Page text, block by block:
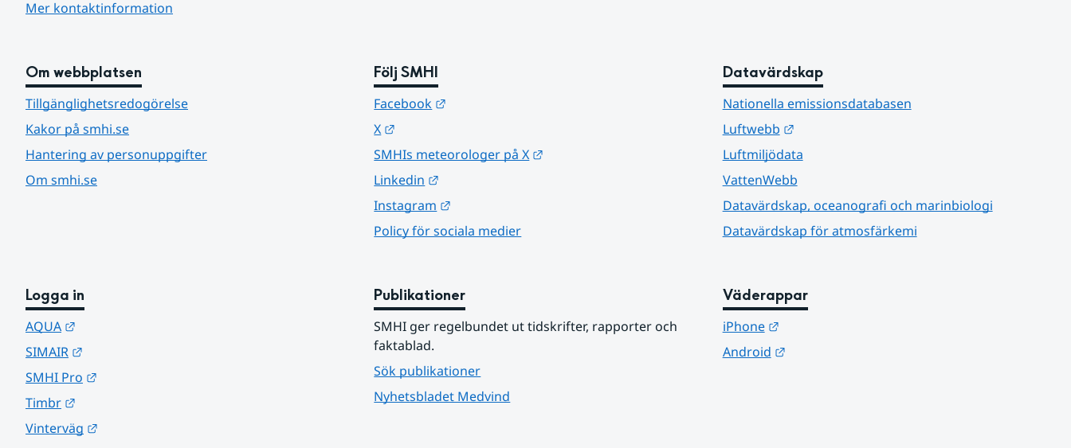
Mer kontaktinformation
Om webbplatsen
Tillgänglighetsredogörelse
Kakor på smhi.se
Hantering av personuppgifter
Om smhi.se
Följ SMHI
Facebook
X
SMHIs meteorologer på X
Linkedin
Instagram
Policy för sociala medier
Datavärdskap
Nationella emissionsdatabasen
Luftwebb
Länk till annan webbplats.
Luftmiljödata
VattenWebb
Datavärdskap, oceanografi och marinbiologi
Datavärdskap för atmosfärkemi
Logga in
AQUA
SIMAIR
SMHI Pro
Timbr
Vinterväg
Publikationer
SMHI ger regelbundet ut tidskrifter, rapporter och
faktablad.
Sök publikationer
Nyhetsbladet Medvind
Väderappar
iPhone
Länk till annan webbplats.
Android
Länk till annan webbplats.